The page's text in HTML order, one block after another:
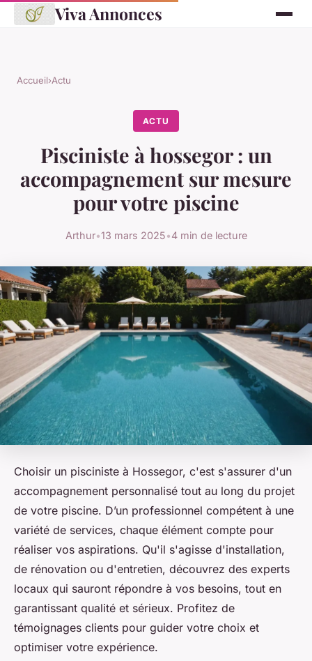
Viva Annonces
Accueil›Actu
ACTU
Pisciniste à hossegor : un
accompagnement sur mesure
pour votre piscine
Arthur•13 mars 2025•4 min de lecture
Choisir un pisciniste à Hossegor, c'est s'assurer d'un
accompagnement personnalisé tout au long du projet
de votre piscine. D’un professionnel compétent à une
variété de services, chaque élément compte pour
réaliser vos aspirations. Qu'il s'agisse d'installation,
de rénovation ou d'entretien, découvrez des experts
locaux qui sauront répondre à vos besoins, tout en
garantissant qualité et sérieux. Profitez de
témoignages clients pour guider votre choix et
optimiser votre expérience.